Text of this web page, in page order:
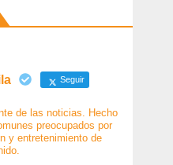
Seguir
de las noticias. Hecho
preocupados por
y entretenimiento de